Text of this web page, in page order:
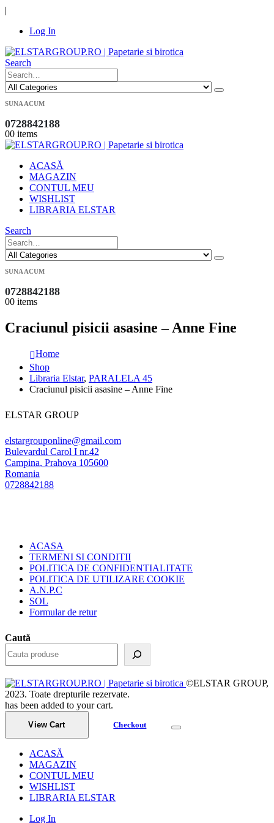
|
Log In
Search
SUNA ACUM
0728842188
00 items
ACASĂ
MAGAZIN
CONTUL MEU
WISHLIST
LIBRARIA ELSTAR
Search
SUNA ACUM
0728842188
00 items
Craciunul pisicii asasine – Anne Fine
Home
Shop
Libraria Elstar, PARALELA 45
Craciunul pisicii asasine – Anne Fine
ELSTAR GROUP
elstargrouponline@gmail.com
Bulevardul Carol I nr.42
Campina, Prahova 105600
Romania
0728842188
ACASA
TERMENI SI CONDITII
POLITICA DE CONFIDENTIALITATE
POLITICA DE UTILIZARE COOKIE
A.N.P.C
SOL
Formular de retur
Caută
©ELSTAR GROUP,
2023. Toate drepturile rezervate.
has been added to your cart.
View Cart Checkout
ACASĂ
MAGAZIN
CONTUL MEU
WISHLIST
LIBRARIA ELSTAR
Log In